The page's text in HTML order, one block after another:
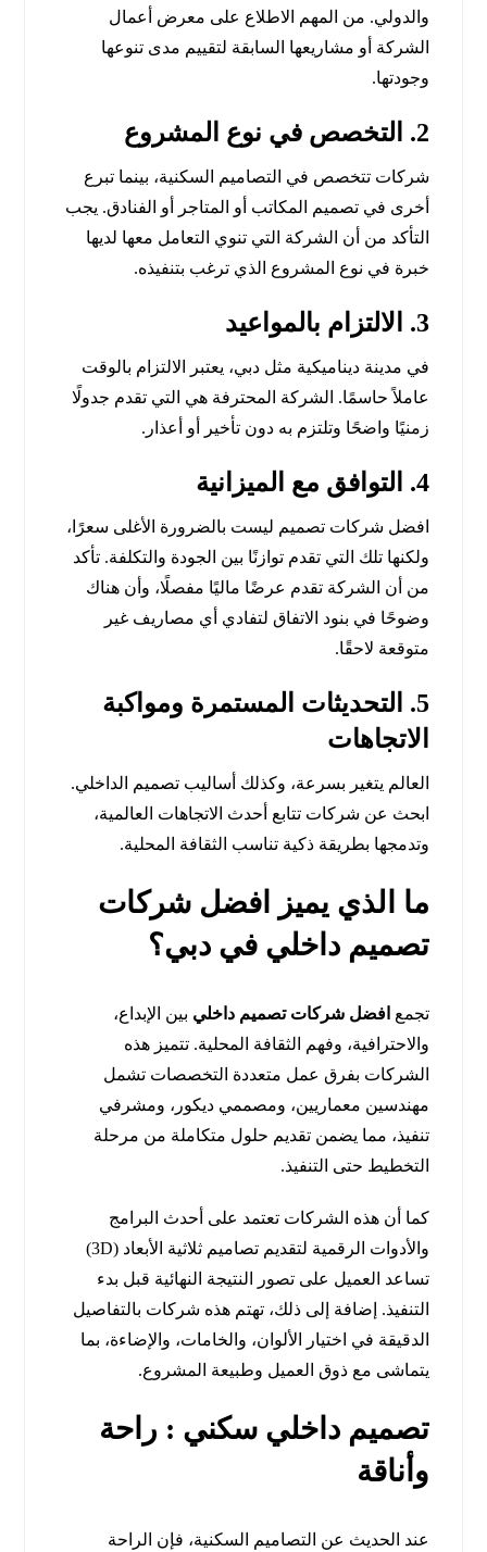
والدولي. من المهم الاطلاع على معرض أعمال
الشركة أو مشاريعها السابقة لتقييم مدى تنوعها
وجودتها.
2. التخصص في نوع المشروع
شركات تتخصص في التصاميم السكنية، بينما تبرع
أخرى في تصميم المكاتب أو المتاجر أو الفنادق. يجب
التأكد من أن الشركة التي تنوي التعامل معها لديها
خبرة في نوع المشروع الذي ترغب بتنفيذه.
3. الالتزام بالمواعيد
في مدينة ديناميكية مثل دبي، يعتبر الالتزام بالوقت
عاملاً حاسمًا. الشركة المحترفة هي التي تقدم جدولًا
زمنيًا واضحًا وتلتزم به دون تأخير أو أعذار.
4. التوافق مع الميزانية
افضل شركات تصميم ليست بالضرورة الأغلى سعرًا،
ولكنها تلك التي تقدم توازنًا بين الجودة والتكلفة. تأكد
من أن الشركة تقدم عرضًا ماليًا مفصلًا، وأن هناك
وضوحًا في بنود الاتفاق لتفادي أي مصاريف غير
متوقعة لاحقًا.
5. التحديثات المستمرة ومواكبة
الاتجاهات
العالم يتغير بسرعة، وكذلك أساليب تصميم الداخلي.
ابحث عن شركات تتابع أحدث الاتجاهات العالمية،
وتدمجها بطريقة ذكية تناسب الثقافة المحلية.
ما الذي يميز افضل شركات
تصميم داخلي في دبي؟
تجمع افضل شركات تصميم داخلي بين الإبداع،
والاحترافية، وفهم الثقافة المحلية. تتميز هذه
الشركات بفرق عمل متعددة التخصصات تشمل
مهندسين معماريين، ومصممي ديكور، ومشرفي
تنفيذ، مما يضمن تقديم حلول متكاملة من مرحلة
التخطيط حتى التنفيذ.
كما أن هذه الشركات تعتمد على أحدث البرامج
والأدوات الرقمية لتقديم تصاميم ثلاثية الأبعاد (3D)
تساعد العميل على تصور النتيجة النهائية قبل بدء
التنفيذ. إضافة إلى ذلك، تهتم هذه شركات بالتفاصيل
الدقيقة في اختيار الألوان، والخامات، والإضاءة، بما
يتماشى مع ذوق العميل وطبيعة المشروع.
تصميم داخلي سكني : راحة
وأناقة
عند الحديث عن التصاميم السكنية، فإن الراحة